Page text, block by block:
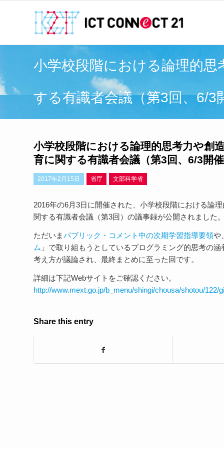
小学校段階における論理的
する有識者会議（第3回、6/3
小学校段階における論理的思考力や創
育に関する有識者会議（第3回、6/3開
2017年2月15日 省庁 文部科学省
2016年の6月3日に開催された、小学校段階における論
関する有識者会議（第3回）の議事録が公開されました。
ただいまパブリック・コメント中の次期学習指導要領や
ム 」で取り組もうとしているプログラミング的思考の
考え方が議論され、最終まとめに至った回です。
詳細は下記Webサイトをご確認ください。
http://www.mext.go.jp/b_menu/shingi/chousa/shotou/122/
Share this entry